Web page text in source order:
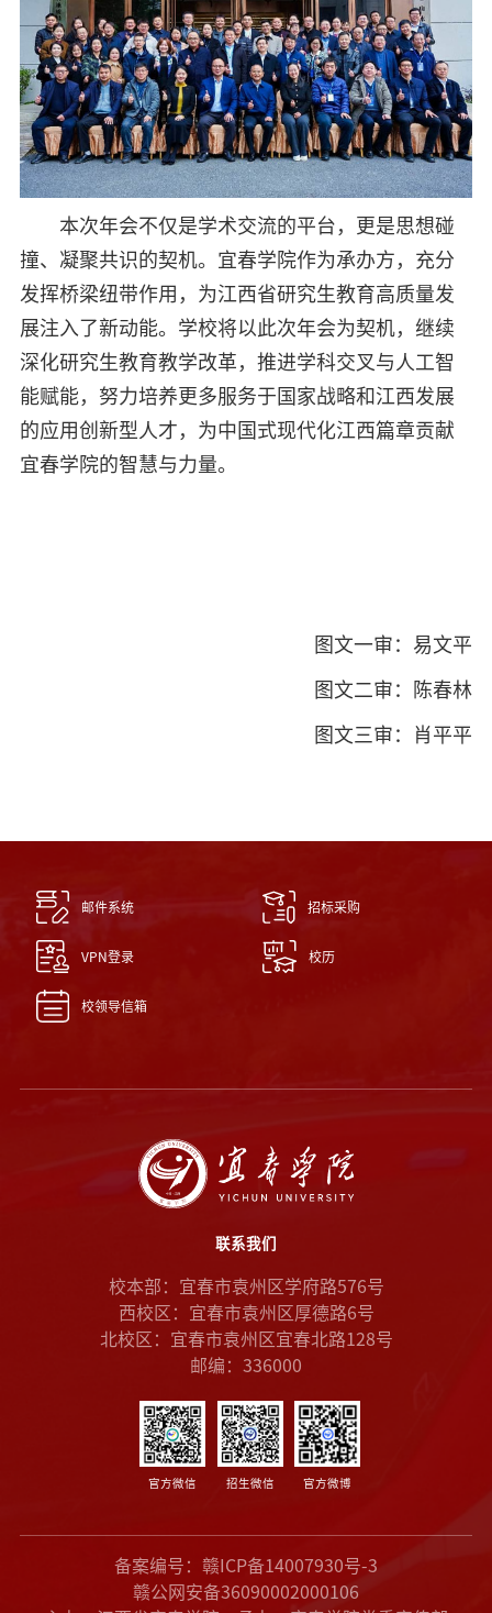
本次年会不仅是学术交流的平台，更是思想碰
撞、凝聚共识的契机。宜春学院作为承办方，充分
发挥桥梁纽带作用，为江西省研究生教育高质量发
展注入了新动能。学校将以此次年会为契机，继续
深化研究生教育教学改革，推进学科交叉与人工智
能赋能，努力培养更多服务于国家战略和江西发展
的应用创新型人才，为中国式现代化江西篇章贡献
宜春学院的智慧与力量。
图文一审：易文平
图文二审：陈春林
图文三审：肖平平
邮件系统 招标采购
VPN登录 校历
校领导信箱
联系我们
校本部：宜春市袁州区学府路576号
西校区：宜春市袁州区厚德路6号
北校区：宜春市袁州区宜春北路128号
邮编：336000
官方微信 招生微信 官方微博
备案编号：赣ICP备14007930号-3
赣公网安备36090002000106